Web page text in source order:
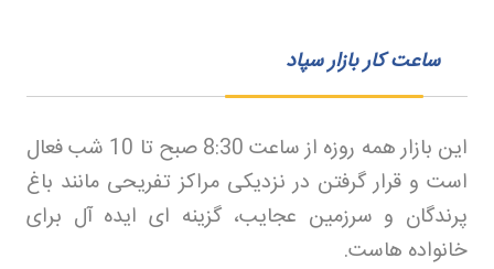
ساعت کار بازار سپاد
این بازار همه روزه از ساعت 8:30 صبح تا 10 شب فعال
است و قرار گرفتن در نزدیکی مراکز تفریحی مانند باغ
پرندگان و سرزمین عجایب، گزینه ای ایده آل برای
خانواده هاست.